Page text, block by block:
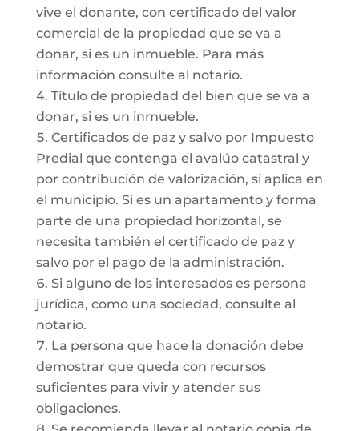
vive el donante, con certificado del valor
comercial de la propiedad que se va a
donar, si es un inmueble. Para más
información consulte al notario.
Título de propiedad del bien que se va a
donar, si es un inmueble.
Certificados de paz y salvo por Impuesto
Predial que contenga el avalúo catastral y
por contribución de valorización, si aplica en
el municipio. Si es un apartamento y forma
parte de una propiedad horizontal, se
necesita también el certificado de paz y
salvo por el pago de la administración.
Si alguno de los interesados es persona
jurídica, como una sociedad, consulte al
notario.
La persona que hace la donación debe
demostrar que queda con recursos
suficientes para vivir y atender sus
obligaciones.